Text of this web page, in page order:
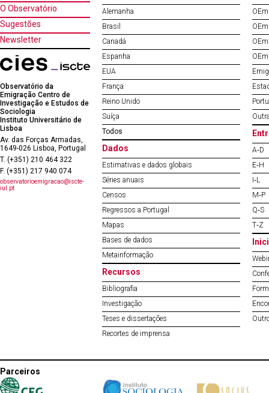
O Observatório
Sugestões
Newsletter
Observatório da
Emigração Centro de
Investigação e Estudos de
Sociologia
Instituto Universitário de
Lisboa
Av. das Forças Armadas,
1649-026 Lisboa, Portugal
T. (+351) 210 464 322
F. (+351) 217 940 074
observatorioemigracao@iscte-
iul.pt
Alemanha
Brasil
Canadá
Espanha
EUA
França
Reino Unido
Suíça
Todos
Dados
Estimativas e dados globais
Séries anuais
Censos
Regressos a Portugal
Mapas
Bases de dados
Metainformação
Recursos
Bibliografia
Investigação
Teses e dissertações
Recortes de imprensa
A‐D
E‐H
I‐L
M‐P
Q‐S
T‐Z
Parceiros